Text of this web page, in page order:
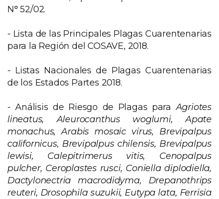
N° 52/02.
- Lista de las Principales Plagas Cuarentenarias
para la Región del COSAVE, 2018.
- Listas Nacionales de Plagas Cuarentenarias
de los Estados Partes 2018.
- Análisis de Riesgo de Plagas paraAgriotes
lineatus, Aleurocanthus woglumi, Apate
monachus, Arabis mosaic virus, Brevipalpus
californicus, Brevipalpus chilensis, Brevipalpus
lewisi, Calepitrimerus vitis, Cenopalpus
pulcher, Ceroplastes rusci, Coniella diplodiella,
Dactylonectria macrodidyma, Drepanothrips
reuteri, Drosophila suzukii, Eutypa lata, Ferrisia